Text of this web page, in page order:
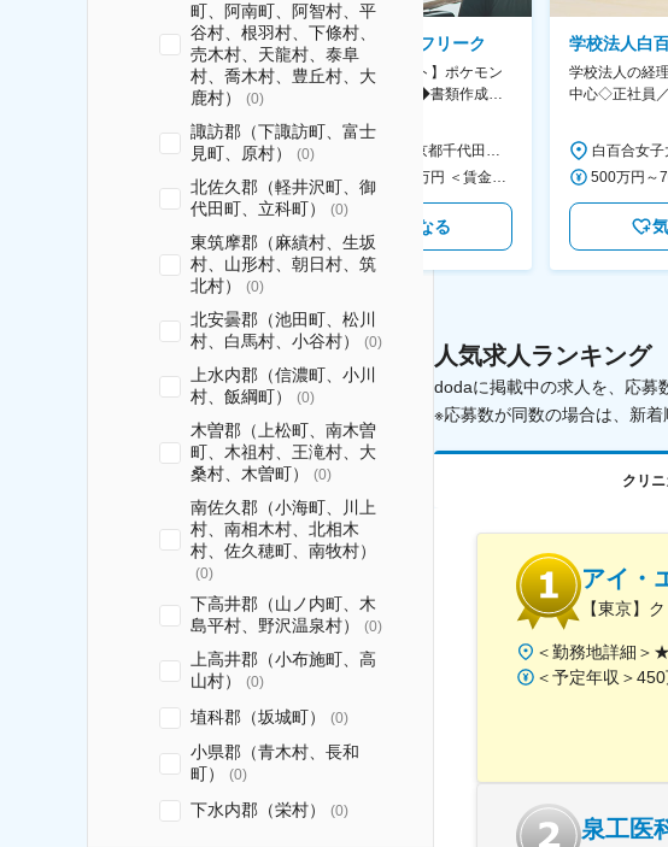
町、阿南町、阿智村、平
谷村、根羽村、下條村、
売木村、天龍村、泰阜
村、喬木村、豊丘村、大
鹿村）
(0)
諏訪郡（下諏訪町、富士
見町、原村）
(0)
北佐久郡（軽井沢町、御
代田町、立科町）
(0)
東筑摩郡（麻績村、生坂
村、山形村、朝日村、筑
北村）
(0)
北安曇郡（池田町、松川
村、白馬村、小谷村）
(0)
上水内郡（信濃町、小川
村、飯綱町）
(0)
木曽郡（上松町、南木曽
町、木祖村、王滝村、大
桑村、木曽町）
(0)
南佐久郡（小海町、川上
村、南相木村、北相木
村、佐久穂町、南牧村）
(0)
下高井郡（山ノ内町、木
島平村、野沢温泉村）
(0)
上高井郡（小布施町、高
山村）
(0)
埴科郡（坂城町） (0)
小県郡（青木村、長和
町）
(0)
下水内郡（栄村） (0)
【横浜※一般職/転勤なし】庶
務・事務担当～開発部材の発注
AGC横浜テクニカルセンター 住所：神奈川県横浜市鶴見区末広町1-1 勤務地最寄駅：JR線／弁天橋駅 受動喫煙対策：敷地内喫煙可能場所あり 変更の範囲：無
400万円～550万円 ＜賃金形態＞ 月給制 固定給＋業績給 ＜賃金内訳＞ 月額（基本給）：230,000円～280,000円 ＜月給＞ 230,000円～280,000円 ＜昇給有無＞ 有 ＜残業手当＞ 有 ＜給与補足＞ ※上記はあくまで最低保証額です。実際にはこれまでの経験やスキルを考慮の上、決定します。 年収には残業代は含めておりません。 ■昇給：年1回 ■賞与：年2回 賃金はあくまでも目安の金額であり、選考を通じて上下する可能性があります。 月給(月額)は固定手当を含めた表記です。
株式会社ゲームフリーク
【庶務アシスタント】ポケモン
シリーズ開発企業◆書類作成・
食事補助あり◎
気になる
学校法人白
学校法人の経
中心◇正社員／
人気求人ランキング
dodaに掲載中の求人を、応募
※応募数が同数の場合は、新着
クリ
アイ・
【東京】
泉工医